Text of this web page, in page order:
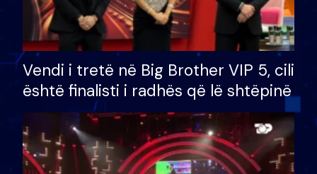
Vendi i tretë në Big Brother VIP 5, cili
është finalisti i radhës që lë shtëpinë